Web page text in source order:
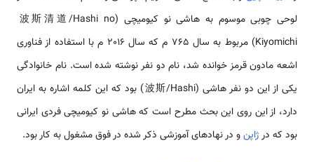
لوحی چوبی موسوم به هاشی نو کیومیچی (波斯清道/Hashi no
Kiyomichi) مربوط به سال 765 م که سال 2016 م با استفاده از فناوری
اشعه مادون قرمز خوانده شد، نام دو نفر نوشته شده است. نام خانوادگی
یکی از این دو نفر هاشی (波斯/Hashi) بود که این کلمه اشاره به ایران
دارد، از این روی این بحث مطرح است که هاشی نو کیومیچی فردی ایرانی
بود که درژاپنو در نهادهای آموزشی ذکر شده در فوق مشغول به کار بود.